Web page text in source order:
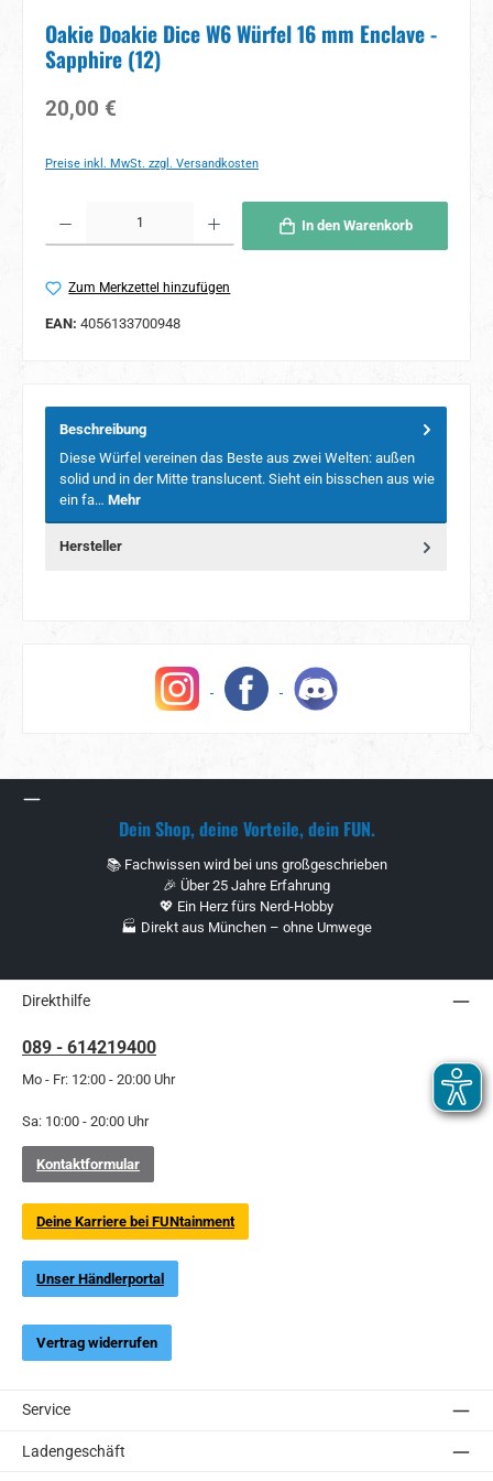
Oakie Doakie Dice W6 Würfel 16 mm Enclave -
Sapphire (12)
Regulärer Preis:
20,00 €
Preise inkl. MwSt. zzgl. Versandkosten
In den Warenkorb
Zum Merkzettel hinzufügen
EAN: 4056133700948
Beschreibung
Diese Würfel vereinen das Beste aus zwei Welten: außen
solid und in der Mitte translucent. Sieht ein bisschen aus wie
ein fa… Mehr
Hersteller
Dein Shop, deine Vorteile, dein FUN.
📚 Fachwissen wird bei uns großgeschrieben
🎉 Über 25 Jahre Erfahrung
💖 Ein Herz fürs Nerd-Hobby
🏭 Direkt aus München – ohne Umwege
Direkthilfe
089 - 614219400
Mo - Fr: 12:00 - 20:00 Uhr
Sa: 10:00 - 20:00 Uhr
Kontaktformular
Deine Karriere bei FUNtainment
Unser Händlerportal
Vertrag widerrufen
Service
Ladengeschäft